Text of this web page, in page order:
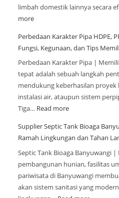
limbah domestik lainnya secara
more
Perbedaan Karakter Pipa HDPE,
Fungsi, Kegunaan, dan Tips
Perbedaan Karakter Pipa |
tepat adalah sebuah langkah
mendukung keberhasilan proyek
instalasi air, ataupun sistem
Tiga… Read more
Supplier Septic Tank Bioaga
Ramah Lingkungan dan Tahan
Septic Tank Bioaga Banyuwangi
pembangunan hunian, fasilitas
pariwisata di Banyuwangi
akan sistem sanitasi yang